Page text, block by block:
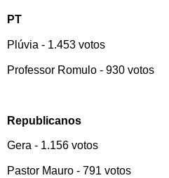
PT
Plúvia - 1.453 votos
Professor Romulo - 930 votos
Republicanos
Gera - 1.156 votos
Pastor Mauro - 791 votos